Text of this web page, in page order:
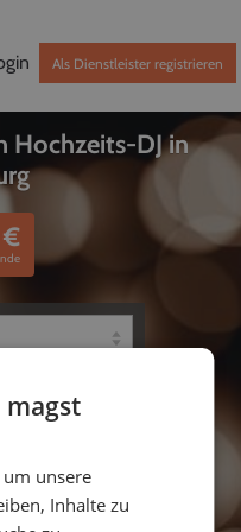
Als Dienstleister registrieren
Hochzeits-DJ in
€
magst
unsere
Inhalte zu